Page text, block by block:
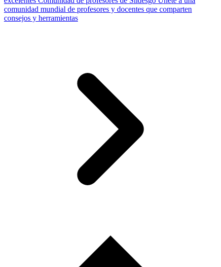
comunidad mundial de profesores y docentes que comparten
consejos y herramientas